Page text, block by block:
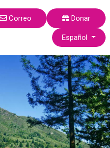
Correo
Donar
Seleccione su
Español